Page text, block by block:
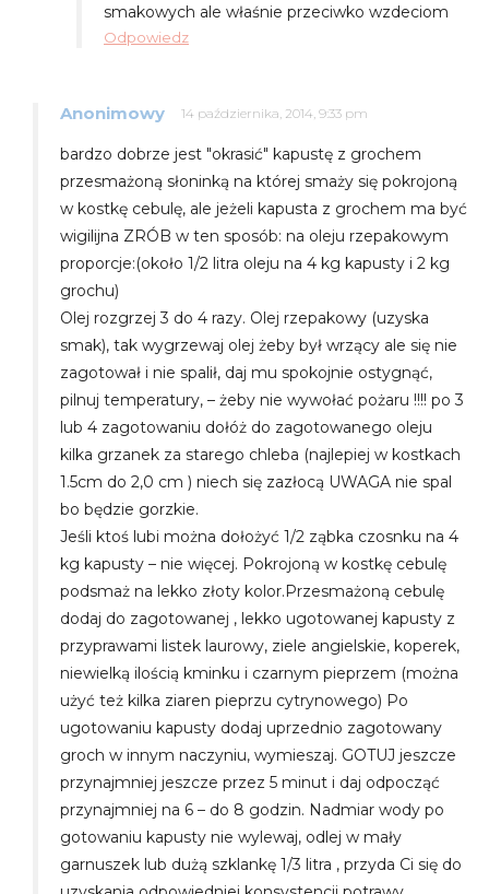
smakowych ale właśnie przeciwko wzdeciom
Odpowiedz
Anonimowy 14 października, 2014, 9:33 pm
bardzo dobrze jest "okrasić" kapustę z grochem
przesmażoną słoninką na której smaży się pokrojoną
w kostkę cebulę, ale jeżeli kapusta z grochem ma być
wigilijna ZRÓB w ten sposób: na oleju rzepakowym
proporcje:(około 1/2 litra oleju na 4 kg kapusty i 2 kg
grochu)
Olej rozgrzej 3 do 4 razy. Olej rzepakowy (uzyska
smak), tak wygrzewaj olej żeby był wrzący ale się nie
zagotował i nie spalił, daj mu spokojnie ostygnąć,
pilnuj temperatury, – żeby nie wywołać pożaru !!!! po 3
lub 4 zagotowaniu dołóż do zagotowanego oleju
kilka grzanek za starego chleba (najlepiej w kostkach
1.5cm do 2,0 cm ) niech się zazłocą UWAGA nie spal
bo będzie gorzkie.
Jeśli ktoś lubi można dołożyć 1/2 ząbka czosnku na 4
kg kapusty – nie więcej. Pokrojoną w kostkę cebulę
podsmaż na lekko złoty kolor.Przesmażoną cebulę
dodaj do zagotowanej , lekko ugotowanej kapusty z
przyprawami listek laurowy, ziele angielskie, koperek,
niewielką ilością kminku i czarnym pieprzem (można
użyć też kilka ziaren pieprzu cytrynowego) Po
ugotowaniu kapusty dodaj uprzednio zagotowany
groch w innym naczyniu, wymieszaj. GOTUJ jeszcze
przynajmniej jeszcze przez 5 minut i daj odpocząć
przynajmniej na 6 – do 8 godzin. Nadmiar wody po
gotowaniu kapusty nie wylewaj, odlej w mały
garnuszek lub dużą szklankę 1/3 litra , przyda Ci się do